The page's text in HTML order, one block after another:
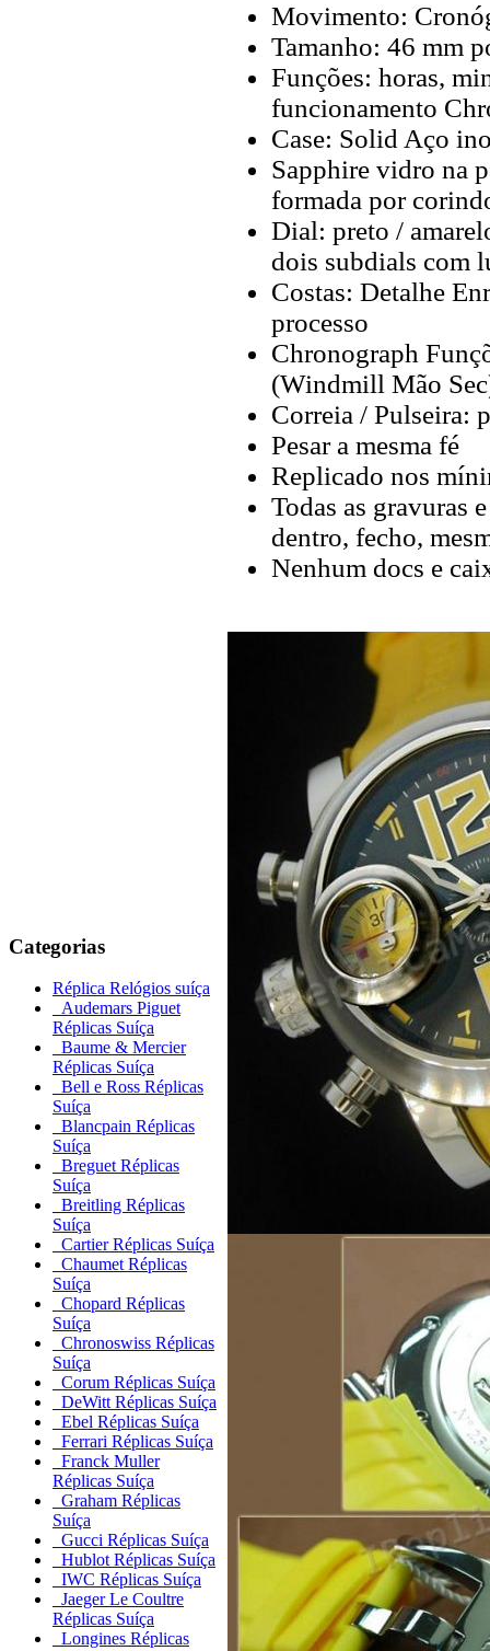
Categorias
Réplica Relógios suíça
Audemars Piguet
Réplicas Suíça
Baume & Mercier
Réplicas Suíça
Bell e Ross Réplicas
Suíça
Blancpain Réplicas
Suíça
Breguet Réplicas
Suíça
Breitling Réplicas
Suíça
Cartier Réplicas Suíça
Chaumet Réplicas
Suíça
Chopard Réplicas
Suíça
Chronoswiss Réplicas
Suíça
Corum Réplicas Suíça
DeWitt Réplicas Suíça
Ebel Réplicas Suíça
Ferrari Réplicas Suíça
Franck Muller
Réplicas Suíça
Graham Réplicas
Suíça
Gucci Réplicas Suíça
Hublot Réplicas Suíça
IWC Réplicas Suíça
Jaeger Le Coultre
Réplicas Suíça
Longines Réplicas
Movimento:
Tamanho: 46 mm
Funções: horas,
funcionamento
Case: Solid Aço
Sapphire vidro na
formada por
Dial: preto /
dois subdials com
Costas: Detalhe
processo
Chronograph
(Windmill Mão
Correia / Pulseira:
Pesar a mesma fé
Replicado nos
Todas as gravuras
dentro, fecho,
Nenhum docs e